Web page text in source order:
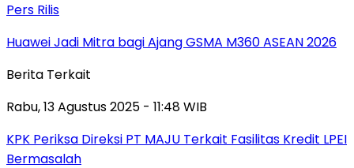
Pers Rilis
Huawei Jadi Mitra bagi Ajang GSMA M360 ASEAN 2026
Berita Terkait
Rabu, 13 Agustus 2025 - 11:48 WIB
KPK Periksa Direksi PT MAJU Terkait Fasilitas Kredit LPEI
Bermasalah